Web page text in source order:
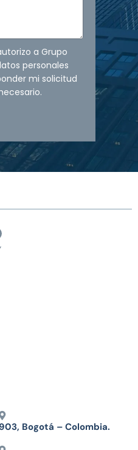
a Grupo
personales
mi solicitud
Bogotá – Colombia.